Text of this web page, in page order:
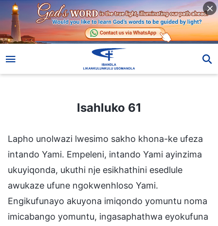
Isahluko 61
Lapho unolwazi lwesimo sakho khona-ke ufeza
intando Yami. Empeleni, intando Yami ayinzima
ukuyiqonda, ukuthi nje esikhathini esedlule
awukaze ufune ngokwenhloso Yami.
Engikufunayo akuyona imiqondo yomuntu noma
imicabango yomuntu, ingasaphathwa eyokufuna